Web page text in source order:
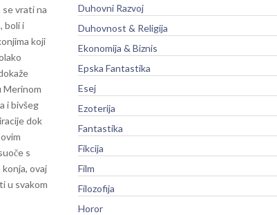
vrati na
boli i
koji
Merinom
i bivšeg
dok
s
ovaj
u svakom
Duhovni Razvoj
Duhovnost & Religija
Ekonomija & Biznis
Epska Fantastika
Esej
Ezoterija
Fantastika
Fikcija
Film
Filozofija
Horor